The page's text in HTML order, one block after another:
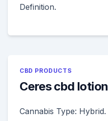
Definition.
CBD PRODUCTS
Ceres cbd lotion
Cannabis Type: Hybrid.